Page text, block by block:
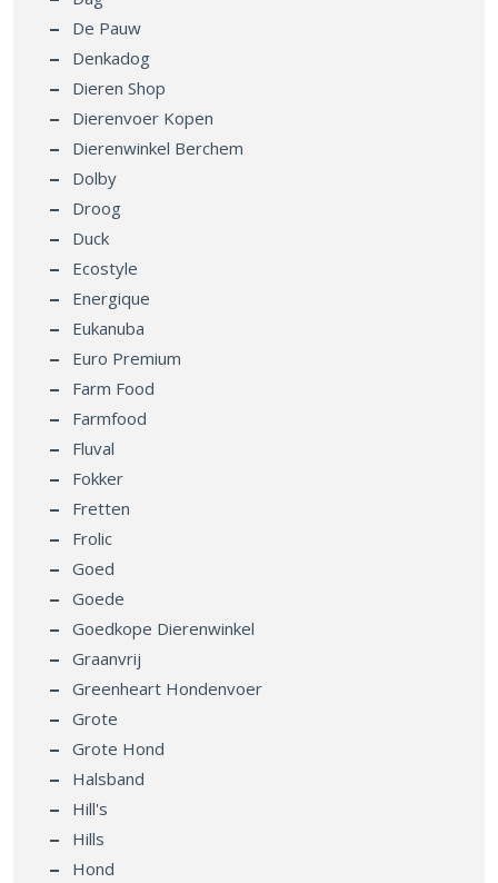
De Pauw
Denkadog
Dieren Shop
Dierenvoer Kopen
Dierenwinkel Berchem
Dolby
Droog
Duck
Ecostyle
Energique
Eukanuba
Euro Premium
Farm Food
Farmfood
Fluval
Fokker
Fretten
Frolic
Goed
Goede
Goedkope Dierenwinkel
Graanvrij
Greenheart Hondenvoer
Grote
Grote Hond
Halsband
Hill's
Hills
Hond